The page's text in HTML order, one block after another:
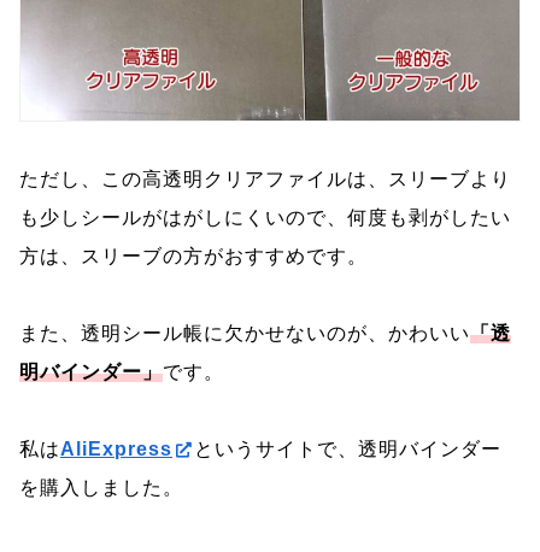
ただし、この高透明クリアファイルは、スリーブより
も少しシールがはがしにくいので、何度も剥がしたい
方は、スリーブの方がおすすめです。
また、透明シール帳に欠かせないのが、かわいい「透
明バインダー」です。
私はAliExpress
というサイトで、透明バインダー
を購入しました。